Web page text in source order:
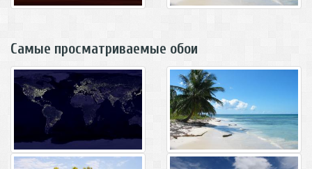
Самые просматриваемые обои